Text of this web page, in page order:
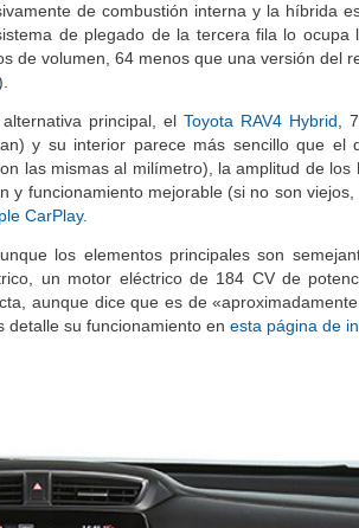
de combustión interna y la híbrida
de plegado de la tercera fila lo ocupa
de volumen, 64 menos que una versión del
principal, elToyota RAV4 Hybrid ,
y su interior parece más sencillo que el
las mismas al milímetro), la amplitud de
y funcionamiento mejorable (si no son
CarPlay.
los elementos principales son
un motor eléctrico de 184 CV de
aunque dice que es de
detalle su funcionamiento en esta página de